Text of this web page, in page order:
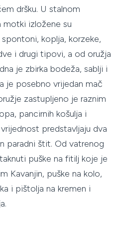
dršku. U stalnom
motki izložene su
koplja, korzeke,
i drugi tipovi, a od oružja
je zbirka bodeža, sablji i
je posebno vrijedan mač
zastupljeno je raznim
pancirnih košulja i
predstavljaju dva
paradni štit. Od vatrenog
puške na fitilj koje je
Kavanjin, puške na kolo,
i pištolja na kremen i